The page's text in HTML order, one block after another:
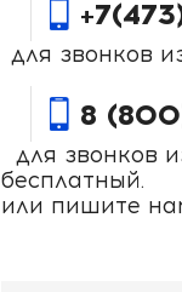
для звонков
8
для звонков
бесплатный.
или пишите